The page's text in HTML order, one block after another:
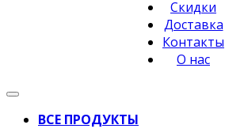
Скидки
Доставка
Контакты
О нас
ВСЕ ПРОДУКТЫ